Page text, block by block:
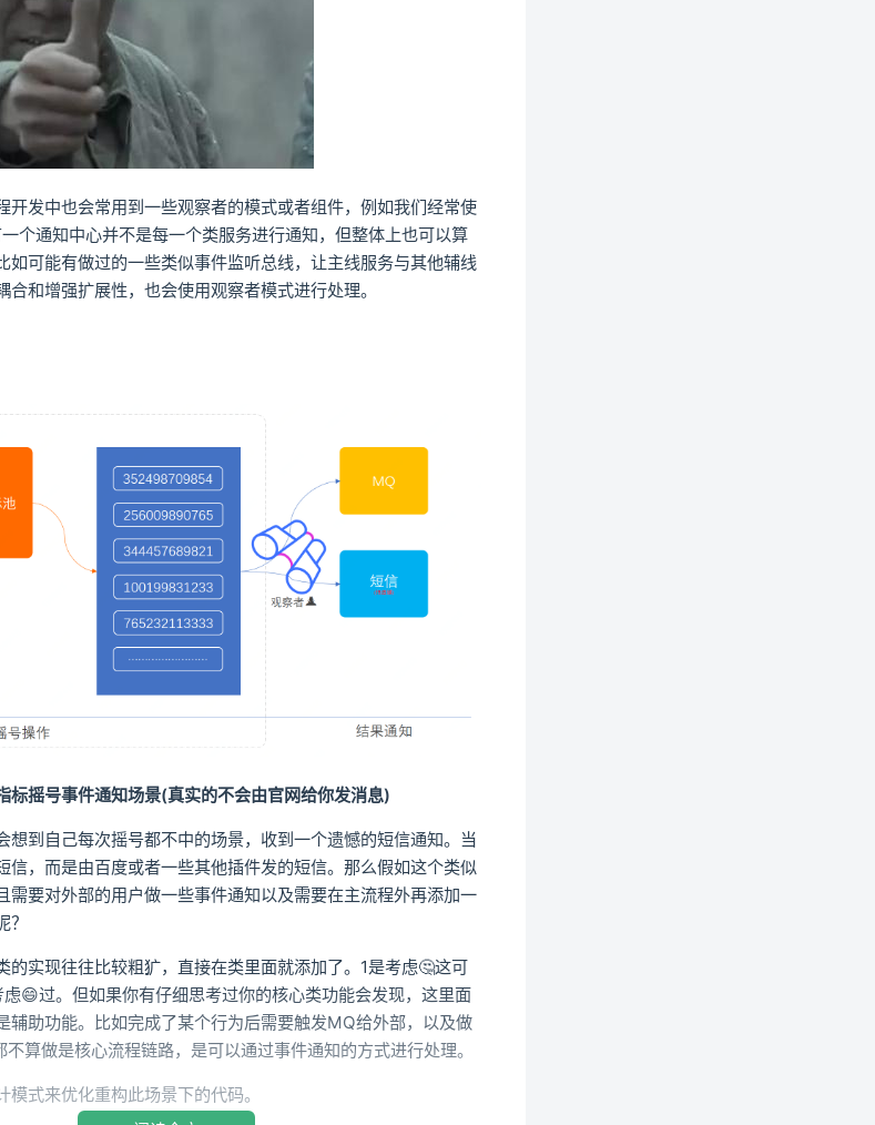
开发中也会常用到一些观察者的模式或者组件，例如我们经常使
个通知中心并不是每一个类服务进行通知，但整体上也可以算
如可能有做过的一些类似事件监听总线，让主线服务与其他辅线
和增强扩展性，也会使用观察者模式进行处理。
标摇号事件通知场景(真实的不会由官网给你发消息)
想到自己每次摇号都不中的场景，收到一个遗憾的短信通知。当
信，而是由百度或者一些其他插件发的短信。那么假如这个类似
需要对外部的用户做一些事件通知以及需要在主流程外再添加一
的实现往往比较粗犷，直接在类里面就添加了。1是考虑🤔这可
😄过。但如果你有仔细思考过你的核心类功能会发现，这里面
辅助功能。比如完成了某个行为后需要触发MQ给外部，以及做
算做是核心流程链路，是可以通过事件通知的方式进行处理。
式来优化重构此场景下的代码。